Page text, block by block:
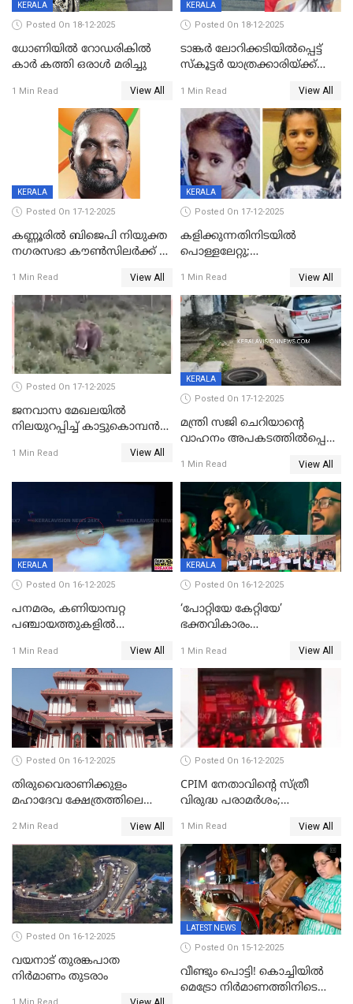
KERALA
Posted On 18-12-2025
ധോണിയിൽ റോഡരികിൽ
കാർ കത്തി ഒരാൾ മരിച്ചു
1 Min Read View All
KERALA
Posted On 18-12-2025
ടാങ്കർ ലോറിക്കടിയിൽപ്പെട്ട്
സ്കൂട്ടർ യാത്രക്കാരിയ്ക്ക്
കണ്ടോത്ത് ദേശീയ പാതയിൽ
1 Min Read View All
KERALA
Posted On 17-12-2025
കണ്ണൂരിൽ ബിജെപി നിയുക്ത
നഗരസഭാ കൗൺസിലർക്ക് 36
1 Min Read View All
KERALA
Posted On 17-12-2025
കളിക്കുന്നതിനിടയിൽ
പൊള്ളലേറ്റു;
ക്ലാസ് വിദ്യാർത്ഥിനി മരിച്ചു
1 Min Read View All
Posted On 17-12-2025
ജനവാസ മേഖലയില്‍
നിലയുറപ്പിച്ച് കാട്ടുകൊമ്പന്‍
1 Min Read View All
KERALA
Posted On 17-12-2025
മന്ത്രി സജി ചെറിയാന്റെ
വാഹനം അപകടത്തിൽപ്പെട്ടു;
രക്ഷപ്പെട്ടത് തലനാരിടയ്ക്ക്
1 Min Read View All
KERALA
Posted On 16-12-2025
പനമരം, കണിയാമ്പറ്റ
പഞ്ചായത്തുകളിൽ
സ്ഥാപനങ്ങൾക്ക് അവധി
1 Min Read View All
KERALA
Posted On 16-12-2025
‘പോറ്റിയേ കേറ്റിയേ’
ഭക്തവികാരം
ഡിജിപിക്ക് പരാതി; ശക്തമായ
നടപടി വേണമെന്നു
സിപിഐഎമ്മും
1 Min Read View All
Posted On 16-12-2025
തിരുവൈരാണിക്കുളം
മഹാദേവ ക്ഷേത്രത്തിലെ
ജനുവരി 2 ന് തുടക്കമാകും
2 Min Read View All
Posted On 16-12-2025
CPIM നേതാവിൻ്റെ സ്ത്രീ
വിരുദ്ധ പരാമർശം;
1 Min Read View All
Posted On 16-12-2025
വയനാട് തുരങ്കപാത
നിർമാണം തുടരാം
LATEST NEWS
Posted On 15-12-2025
വീണ്ടും പൊട്ടി! കൊച്ചിയിൽ
മെട്രോ നിർമാണത്തിനിടെ